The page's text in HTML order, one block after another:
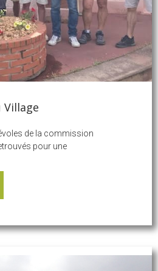
Village
de la commission
pour une